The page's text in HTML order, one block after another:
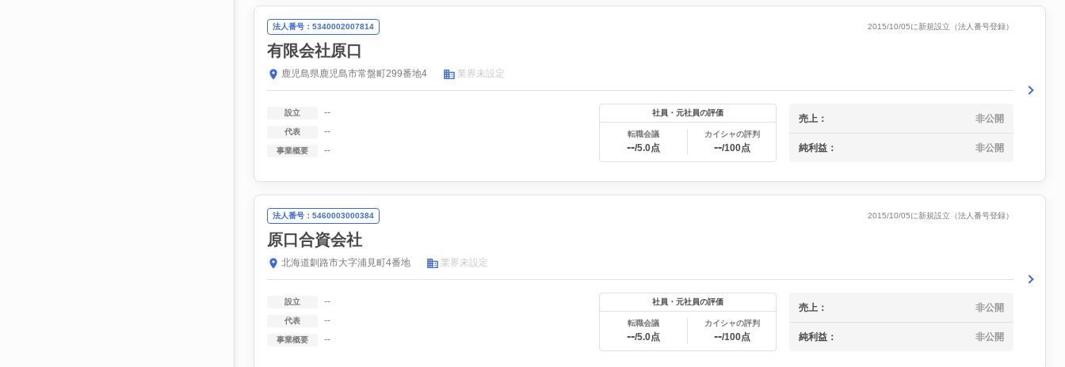
法人番号：5340002007814 2015/10/05に新規設立（法人番号登録）
有限会社原口
鹿児島県鹿児島市常盤町299番地4 業界未設定
設立 --
代表 --
事業概要 --
社員・元社員の評価
転職会議
--/5.0点
カイシャの評判
--/100点
売上： 非公開
純利益： 非公開
法人番号：5460003000384 2015/10/05に新規設立（法人番号登録）
原口合資会社
北海道釧路市大字浦見町4番地 業界未設定
設立 --
代表 --
事業概要 --
社員・元社員の評価
転職会議
--/5.0点
カイシャの評判
--/100点
売上： 非公開
純利益： 非公開